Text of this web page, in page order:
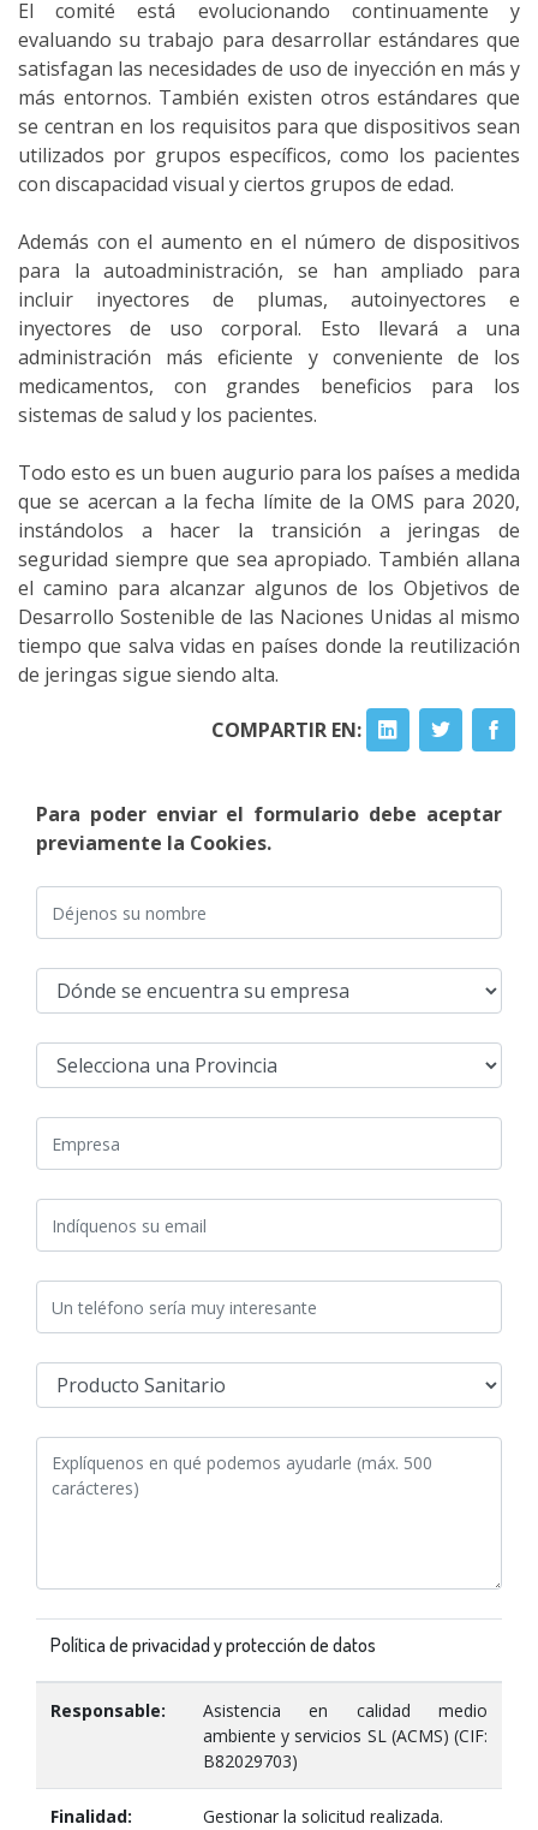
El comité está evolucionando continuamente y
evaluando su trabajo para desarrollar estándares que
satisfagan las necesidades de uso de inyección en más y
más entornos. También existen otros estándares que
se centran en los requisitos para que dispositivos sean
utilizados por grupos específicos, como los pacientes
con discapacidad visual y ciertos grupos de edad.
Además con el aumento en el número de dispositivos
para la autoadministración, se han ampliado para
incluir inyectores de plumas, autoinyectores e
inyectores de uso corporal. Esto llevará a una
administración más eficiente y conveniente de los
medicamentos, con grandes beneficios para los
sistemas de salud y los pacientes.
Todo esto es un buen augurio para los países a medida
que se acercan a la fecha límite de la OMS para 2020,
instándolos a hacer la transición a jeringas de
seguridad siempre que sea apropiado. También allana
el camino para alcanzar algunos de los Objetivos de
Desarrollo Sostenible de las Naciones Unidas al mismo
tiempo que salva vidas en países donde la reutilización
de jeringas sigue siendo alta.
COMPARTIR EN:
Para poder enviar el formulario debe aceptar
previamente la Cookies.
Política de privacidad y protección de datos
Responsable:
Asistencia en calidad medio
ambiente y servicios SL (ACMS) (CIF:
B82029703)
Finalidad: Gestionar la solicitud realizada.